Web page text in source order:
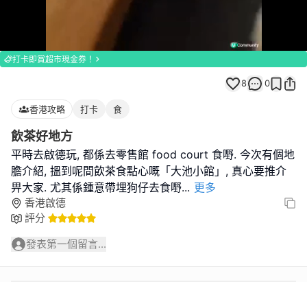
100.00%
打卡即賞超市現金券！
8 0
香港攻略 打卡 食
飲茶好地方
平時去啟德玩, 都係去零售館 food court 食嘢. 今次有個地
膽介紹, 搵到呢間飲茶食點心嘅「大池小館」, 真心要推介
畀大家. 尤其係鍾意帶埋狗仔去食嘢... 更多
香港啟德
評分
發表第一個留言...